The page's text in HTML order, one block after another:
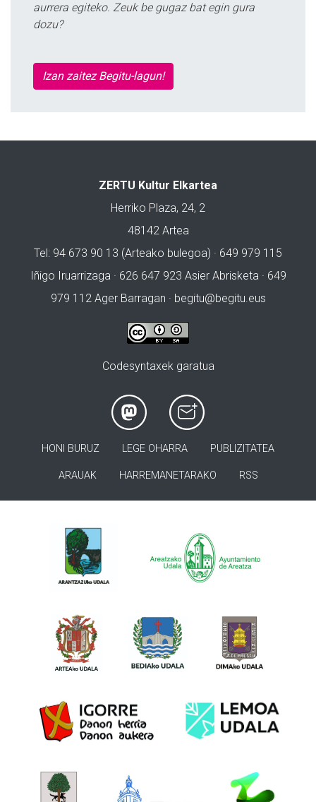
aurrera egiteko. Zeuk be gugaz bat egin gura
dozu?
Izan zaitez Begitu-lagun!
ZERTU Kultur Elkartea
Herriko Plaza, 24, 2
48142 Artea
Tel: 94 673 90 13 (Arteako bulegoa) · 649 979 115
Iñigo Iruarrizaga · 626 647 923 Asier Abrisketa · 649
979 112 Ager Barragan · begitu@begitu.eus
Codesyntaxek garatua
HONI BURUZ LEGE OHARRA PUBLIZITATEA
ARAUAK HARREMANETARAKO RSS